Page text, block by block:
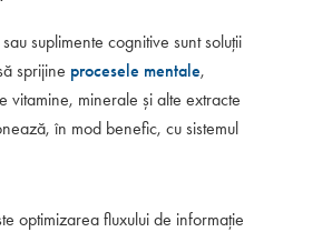
suplimente cognitive sunt soluții
sprijine procesele mentale,
vitamine, minerale și alte extracte
în mod benefic, cu sistemul
optimizarea fluxului de informație